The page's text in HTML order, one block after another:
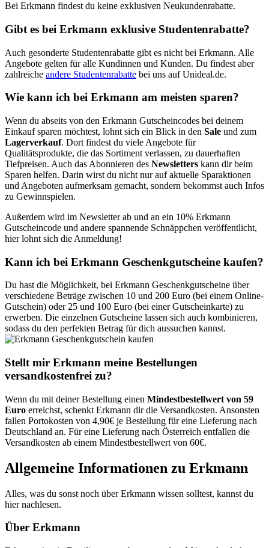
Bei Erkmann findest du keine exklusiven Neukundenrabatte.
Gibt es bei Erkmann exklusive Studentenrabatte?
Auch gesonderte Studentenrabatte gibt es nicht bei Erkmann. Alle
Angebote gelten für alle Kundinnen und Kunden. Du findest aber
zahlreiche andere Studentenrabatte bei uns auf Unideal.de.
Wie kann ich bei Erkmann am meisten sparen?
Wenn du abseits von den Erkmann Gutscheincodes bei deinem
Einkauf sparen möchtest, lohnt sich ein Blick in den Sale und zum
Lagerverkauf. Dort findest du viele Angebote für
Qualitätsprodukte, die das Sortiment verlassen, zu dauerhaften
Tiefpreisen. Auch das Abonnieren des Newsletters kann dir beim
Sparen helfen. Darin wirst du nicht nur auf aktuelle Sparaktionen
und Angeboten aufmerksam gemacht, sondern bekommst auch Infos
zu Gewinnspielen.
Außerdem wird im Newsletter ab und an ein 10% Erkmann
Gutscheincode und andere spannende Schnäppchen veröffentlicht,
hier lohnt sich die Anmeldung!
Kann ich bei Erkmann Geschenkgutscheine kaufen?
Du hast die Möglichkeit, bei Erkmann Geschenkgutscheine über
verschiedene Beträge zwischen 10 und 200 Euro (bei einem Online-
Gutschein) oder 25 und 100 Euro (bei einer Gutscheinkarte) zu
erwerben. Die einzelnen Gutscheine lassen sich auch kombinieren,
sodass du den perfekten Betrag für dich aussuchen kannst.
Stellt mir Erkmann meine Bestellungen
versandkostenfrei zu?
Wenn du mit deiner Bestellung einen Mindestbestellwert von 59
Euro erreichst, schenkt Erkmann dir die Versandkosten. Ansonsten
fallen Portokosten von 4,90€ je Bestellung für eine Lieferung nach
Deutschland an. Für eine Lieferung nach Österreich entfallen die
Versandkosten ab einem Mindestbestellwert von 60€.
Allgemeine Informationen zu Erkmann
Alles, was du sonst noch über Erkmann wissen solltest, kannst du
hier nachlesen.
Über Erkmann